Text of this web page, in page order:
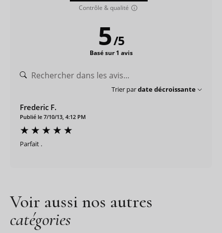
Contrôle & qualité
5/5
Basé sur 1 avis
Trier pardate décroissante
Frederic F.
Publié le 7/10/13, 4:12 PM
Parfait .
Voir aussi nos autres
catégories